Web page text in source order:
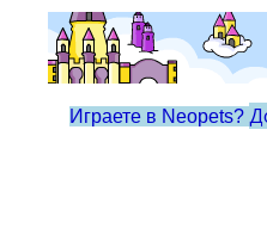
Играете в Neopets?